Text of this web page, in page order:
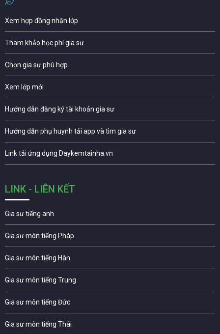
Xem hợp đồng nhận lớp
Tham khảo học phí gia sư
Chọn gia sư phù hợp
Xem lớp mới
Hướng dẫn đăng ký tài khoản gia sư
Hướng dẫn phụ huynh tải app và tìm gia sư
Link tải ứng dụng Daykemtainha.vn
LINK - LIÊN KẾT
Gia sư tiếng anh
Gia sư môn tiếng Pháp
Gia sư môn tiếng Hàn
Gia sư môn tiếng Trung
Gia sư môn tiếng Đức
Gia sư môn tiếng Thái